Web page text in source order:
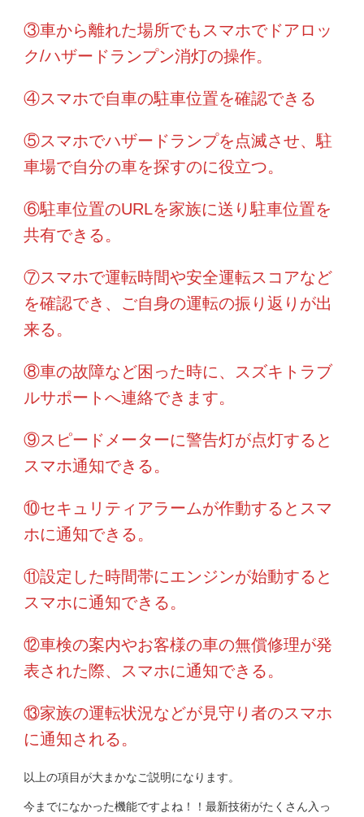
③車から離れた場所でもスマホでドアロッ
ク/ハザードランプン消灯の操作。
④スマホで自車の駐車位置を確認できる
⑤スマホでハザードランプを点滅させ、駐
車場で自分の車を探すのに役立つ。
⑥駐車位置のURLを家族に送り駐車位置を
共有できる。
⑦スマホで運転時間や安全運転スコアなど
を確認でき、ご自身の運転の振り返りが出
来る。
⑧車の故障など困った時に、スズキトラブ
ルサポートへ連絡できます。
⑨スピードメーターに警告灯が点灯すると
スマホ通知できる。
⑩セキュリティアラームが作動するとスマ
ホに通知できる。
⑪設定した時間帯にエンジンが始動すると
スマホに通知できる。
⑫車検の案内やお客様の車の無償修理が発
表された際、スマホに通知できる。
⑬家族の運転状況などが見守り者のスマホ
に通知される。
以上の項目が大まかなご説明になります。
今までになかった機能ですよね！！最新技術がたくさん入っ